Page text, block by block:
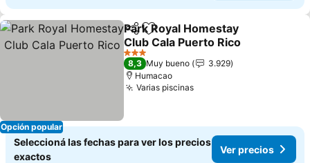
Opción popular
CompartirAñadir a favoritos
Park Royal Homestay
Club Cala Puerto Rico
3 Estrellas
8,3 Muy bueno
3.929
Humacao
Varias piscinas
Seleccioná las fechas para ver los precios
exactos
Ver precios